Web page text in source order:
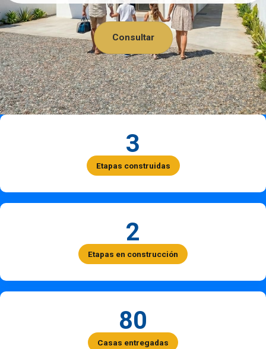
Consultar
3
Etapas construidas
2
Etapas en construcción
80
Casas entregadas